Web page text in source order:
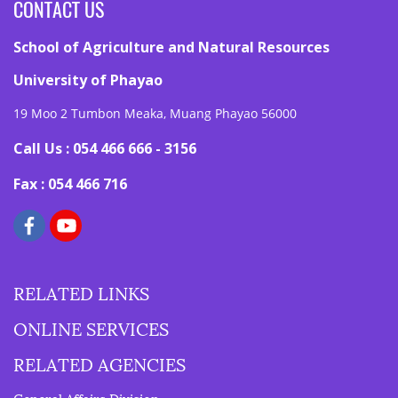
CONTACT US
School of Agriculture and Natural Resources
University of Phayao
19 Moo 2 Tumbon Meaka, Muang Phayao 56000
Call Us : 054 466 666 - 3156
Fax : 054 466 716
RELATED LINKS
ONLINE SERVICES
RELATED AGENCIES